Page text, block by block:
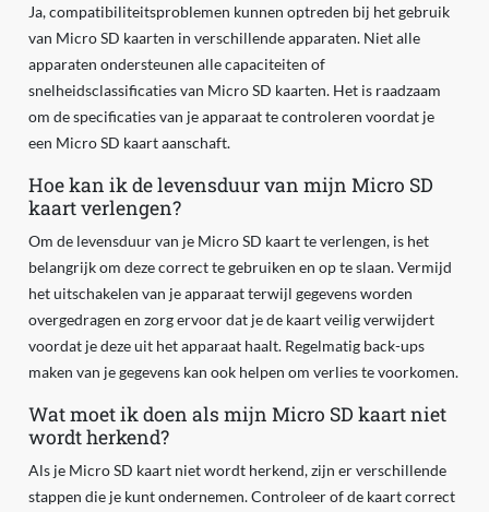
Ja, compatibiliteitsproblemen kunnen optreden bij het gebruik
van Micro SD kaarten in verschillende apparaten. Niet alle
apparaten ondersteunen alle capaciteiten of
snelheidsclassificaties van Micro SD kaarten. Het is raadzaam
om de specificaties van je apparaat te controleren voordat je
een Micro SD kaart aanschaft.
Hoe kan ik de levensduur van mijn Micro SD
kaart verlengen?
Om de levensduur van je Micro SD kaart te verlengen, is het
belangrijk om deze correct te gebruiken en op te slaan. Vermijd
het uitschakelen van je apparaat terwijl gegevens worden
overgedragen en zorg ervoor dat je de kaart veilig verwijdert
voordat je deze uit het apparaat haalt. Regelmatig back-ups
maken van je gegevens kan ook helpen om verlies te voorkomen.
Wat moet ik doen als mijn Micro SD kaart niet
wordt herkend?
Als je Micro SD kaart niet wordt herkend, zijn er verschillende
stappen die je kunt ondernemen. Controleer of de kaart correct